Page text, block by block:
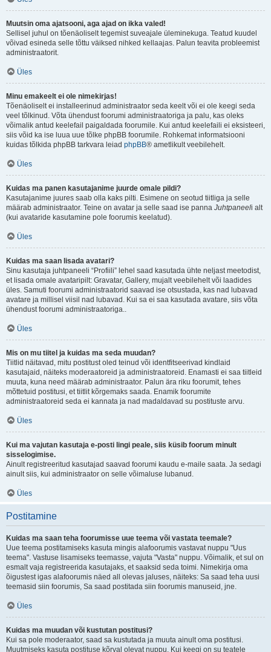
Muutsin oma ajatsooni, aga ajad on ikka valed!
Sellisel juhul on tõenäoliselt tegemist suveajale üleminekuga. Teatud kuudel
võivad esineda selle tõttu väiksed nihked kellaajas. Palun teavita probleemist
administraatorit.
Üles
Minu emakeelt ei ole nimekirjas!
Tõenäoliselt ei installeerinud administraator seda keelt või ei ole keegi seda
veel tõlkinud. Võta ühendust foorumi administraatoriga ja palu, kas oleks
võimalik antud keelefail paigaldada foorumile. Kui antud keelefaili ei eksisteeri,
siis võid ka ise luua uue tõlke phpBB foorumile. Rohkemat informatsiooni
kuidas tõlkida phpBB tarkvara leiad phpBB® ametlikult veebilehelt.
Üles
Kuidas ma panen kasutajanime juurde omale pildi?
Kasutajanime juures saab olla kaks pilti. Esimene on seotud tiitliga ja selle
määrab administraator. Teine on avatar ja selle saad ise panna Juhtpaneeli alt
(kui avataride kasutamine pole foorumis keelatud).
Üles
Kuidas ma saan lisada avatari?
Sinu kasutaja juhtpaneeli “Profiili” lehel saad kasutada ühte neljast meetodist,
et lisada omale avataripilt: Gravatar, Gallery, mujalt veebilehelt või laadides
üles. Samuti foorumi administraatorid saavad ise otsustada, kas nad lubavad
avatare ja millisel viisil nad lubavad. Kui sa ei saa kasutada avatare, siis võta
ühendust foorumi administraatoriga..
Üles
Mis on mu tiitel ja kuidas ma seda muudan?
Tiitlid näitavad, mitu postitust oled teinud või identfitseerivad kindlaid
kasutajaid, näiteks moderaatoreid ja administraatoreid. Enamasti ei saa tiitleid
muuta, kuna need määrab administraator. Palun ära riku foorumit, tehes
mõttetuid postitusi, et tiitlit kõrgemaks saada. Enamik foorumite
administraatoreid seda ei kannata ja nad madaldavad su postituste arvu.
Üles
Kui ma vajutan kasutaja e-posti lingi peale, siis küsib foorum minult
sisselogimise.
Ainult registreeritud kasutajad saavad foorumi kaudu e-maile saata. Ja sedagi
ainult siis, kui administraator on selle võimaluse lubanud.
Üles
Postitamine
Kuidas ma saan teha foorumisse uue teema või vastata teemale?
Uue teema postitamiseks kasuta mingis alafoorumis vastavat nuppu "Uus
teema". Vastuse lisamiseks teemasse, vajuta "Vasta" nuppu. Võimalik, et sul on
esmalt vaja registreerida kasutajaks, et saaksid seda toimi. Nimekirja oma
õigustest igas alafoorumis näed all olevas jaluses, näiteks: Sa saad teha uusi
teemasid siin foorumis, Sa saad postitada siin foorumis manuseid, jne.
Üles
Kuidas ma muudan või kustutan postitusi?
Kui sa pole moderaator, saad sa kustutada ja muuta ainult oma postitusi.
Muutmiseks kasuta postituse kõrval olevat nuppu. Kui keegi on su teatele